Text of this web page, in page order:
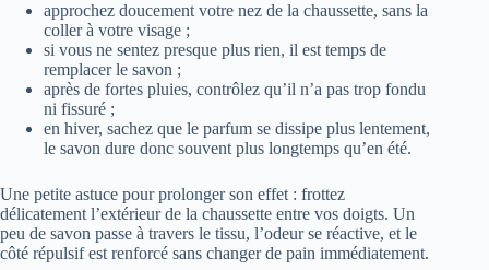
approchez doucement votre nez de la chaussette, sans la
coller à votre visage ;
si vous ne sentez presque plus rien, il est temps de
remplacer le savon ;
après de fortes pluies, contrôlez qu’il n’a pas trop fondu
ni fissuré ;
en hiver, sachez que le parfum se dissipe plus lentement,
le savon dure donc souvent plus longtemps qu’en été.
Une petite astuce pour prolonger son effet : frottez
délicatement l’extérieur de la chaussette entre vos doigts. Un
peu de savon passe à travers le tissu, l’odeur se réactive, et le
côté répulsif est renforcé sans changer de pain immédiatement.